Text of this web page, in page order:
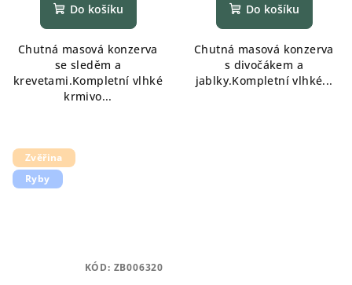
Do košíku
Chutná masová konzerva
se sleděm a
krevetami.Kompletní vlhké
krmivo...
Do košíku
Chutná masová konzerva
s divočákem a
jablky.Kompletní vlhké...
Zvěřina
Ryby
KÓD: ZB006320